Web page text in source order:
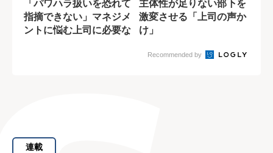
「パワハラ扱いを恐れて
指摘できない」マネジメ
ントに悩む上司に必要な
主体性が足りない部下を
激変させる「上司の声か
け」
Recommended by
連載